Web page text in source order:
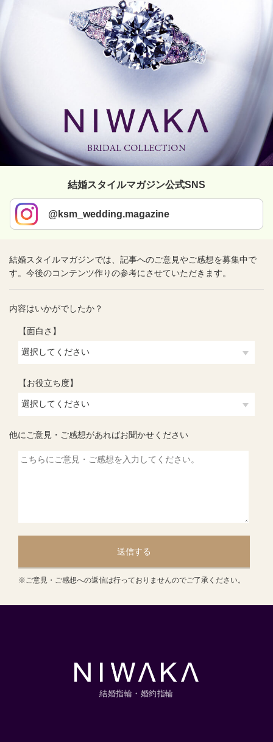
結婚スタイルマガジン公式SNS
@ksm_wedding.magazine
結婚スタイルマガジンでは、記事へのご意見やご感想を募集中で
す。今後のコンテンツ作りの参考にさせていただきます。
内容はいかがでしたか？
【面白さ】
【お役立ち度】
他にご意見・ご感想があればお聞かせください
送信する
※ご意見・ご感想への返信は行っておりませんのでご了承ください。
結婚指輪・婚約指輪